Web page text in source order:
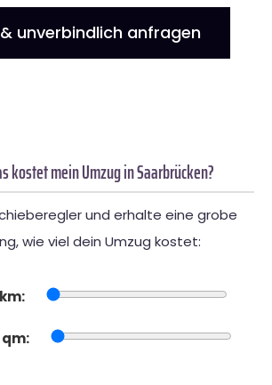
unverbindlich anfragen
kostet mein Umzug in Saarbrücken?
und erhalte eine grobe
wie viel dein Umzug kostet: